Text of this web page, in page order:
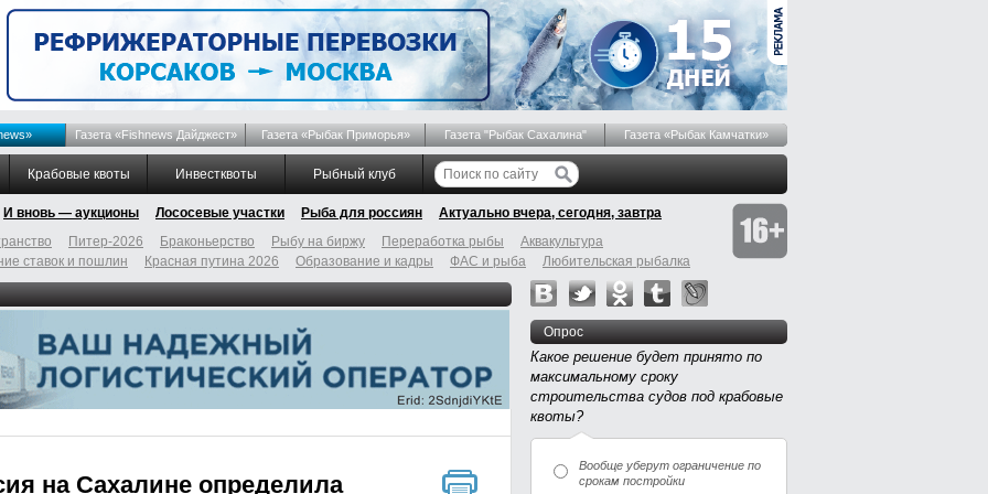
Газета «Fishnews Дайджест» Газета «Рыбак Приморья» Газета "Рыбак Сахалина" Газета «Рыбак Камчатки»
Крабовые квоты Инвестквоты Рыбный клуб
И вновь — аукционы Лососевые участки Рыба для россиян
Актуально вчера, сегодня, завтра
Питер-2026 Браконьерство Рыбу на биржу Переработка рыбы
Аквакультура
ставок и пошлин Красная путина 2026 Образование и кадры ФАС и рыба Любительская рыбалка
на Сахалине определила
Опрос
Какое решение будет принято по
максимальному сроку
строительства судов под крабовые
квоты?
Вообще уберут ограничение по
срокам постройки